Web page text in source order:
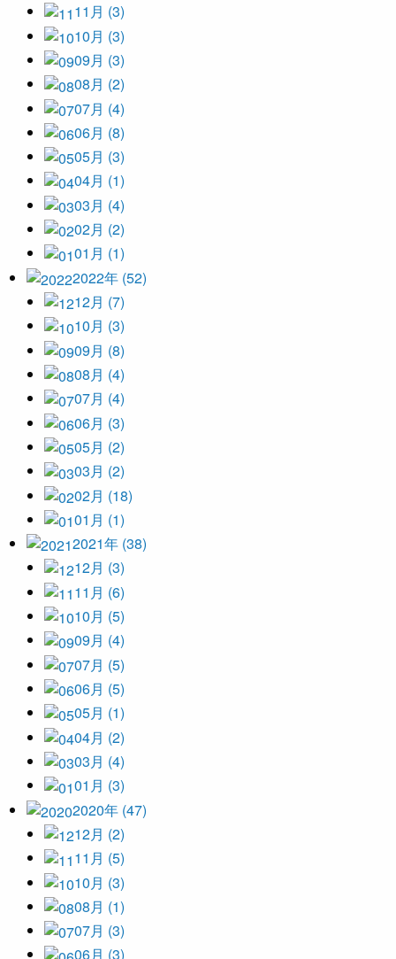
11月 (3)
10月 (3)
09月 (3)
08月 (2)
07月 (4)
06月 (8)
05月 (3)
04月 (1)
03月 (4)
02月 (2)
01月 (1)
2022年 (52)
12月 (7)
10月 (3)
09月 (8)
08月 (4)
07月 (4)
06月 (3)
05月 (2)
03月 (2)
02月 (18)
01月 (1)
2021年 (38)
12月 (3)
11月 (6)
10月 (5)
09月 (4)
07月 (5)
06月 (5)
05月 (1)
04月 (2)
03月 (4)
01月 (3)
2020年 (47)
12月 (2)
11月 (5)
10月 (3)
08月 (1)
07月 (3)
06月 (3)